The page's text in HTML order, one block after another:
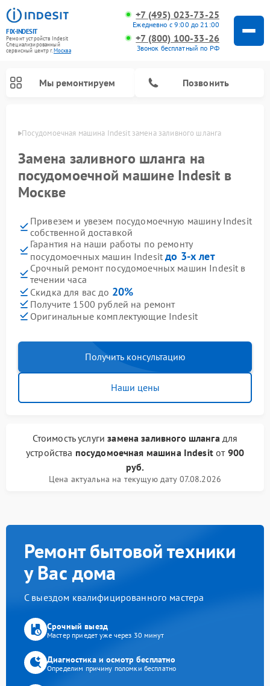
FIX-INDESIT
Ремонт устройств Indesit
Специализированный
cервисный центр г.Москва
+7 (495) 023-73-25
Ежедневно с 9:00 до 21:00
+7 (800) 100-33-26
Звонок бесплатный по РФ
Мы ремонтируем Позвонить
Посудомоечная машина Indesit замена заливного шланга
Замена заливного шланга на
посудомоечной машине Indesit в
Москве
Привезем и увезем посудомоечную машину Indesit
собственной доставкой
Гарантия на наши работы по ремонту
посудомоечных машин Indesitдо 3-х лет
Срочный ремонт посудомоечных машин Indesit в
течении часа
Скидка для вас до 20%
Получите 1500 рублей на ремонт
Оригинальные комплектующие Indesit
Получить консультацию
Наши цены
Стоимость услугизамена заливного шлангадля
устройства посудомоечная машина Indesitот 900
руб.
Цена актуальна на текущую дату 07.08.2026
Ремонт бытовой техники
у Вас дома
С выездом квалифицированного мастера
Срочный выезд
Мастер приедет уже через 30 минут
Диагностика и осмотр бесплатно
Определим причину поломки бесплатно